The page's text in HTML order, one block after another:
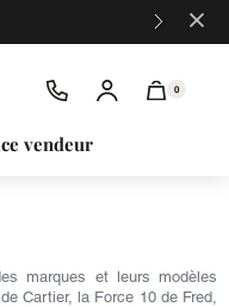
×
0
vendeur
marques et leurs modèles
Cartier, la Force 10 de Fred,